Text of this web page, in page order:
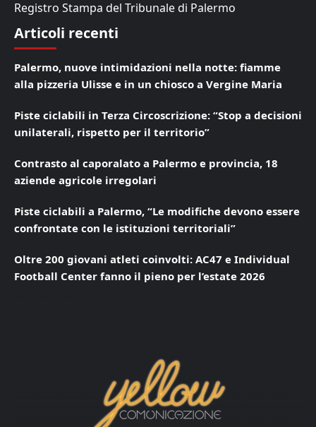
Registro Stampa del Tribunale di Palermo
Articoli recenti
Palermo, nuove intimidazioni nella notte: fiamme
alla pizzeria Ulisse e in un chiosco a Vergine Maria
Piste ciclabili in Terza Circoscrizione: “Stop a decisioni
unilaterali, rispetto per il territorio”
Contrasto al caporalato a Palermo e provincia, 18
aziende agricole irregolari
Piste ciclabili a Palermo, “Le modifiche devono essere
confrontate con le istituzioni territoriali”
Oltre 200 giovani atleti coinvolti: AC47 e Individual
Football Center fanno il pieno per l’estate 2026